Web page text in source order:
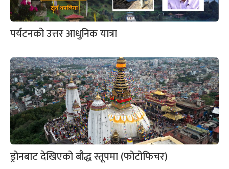
पर्यटनको उत्तर आधुनिक यात्रा
ड्रोनबाट देखिएको बौद्ध स्तूपमा (फोटोफिचर)